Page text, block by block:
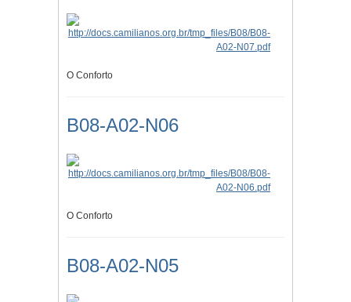
O Conforto
B08-A02-N06
O Conforto
B08-A02-N05